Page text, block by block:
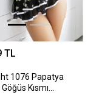
TL
1076 Papatya
Kısmı